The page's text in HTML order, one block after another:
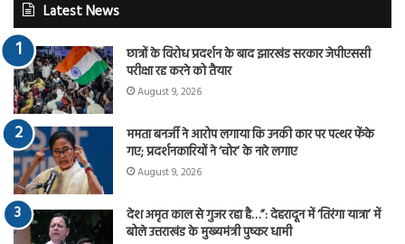
Latest News
छात्रों के विरोध प्रदर्शन के बाद झारखंड सरकार जेपीएससी
परीक्षा रद्द करने को तैयार
August 9, 2026
ममता बनर्जी ने आरोप लगाया कि उनकी कार पर पत्थर फेंके
गए; प्रदर्शनकारियों ने ‘चोर’ के नारे लगाए
August 9, 2026
देश अमृत काल से गुजर रहा है…”: देहरादून में ‘तिरंगा यात्रा’ में
बोले उत्तराखंड के मुख्यमंत्री पुष्कर धामी